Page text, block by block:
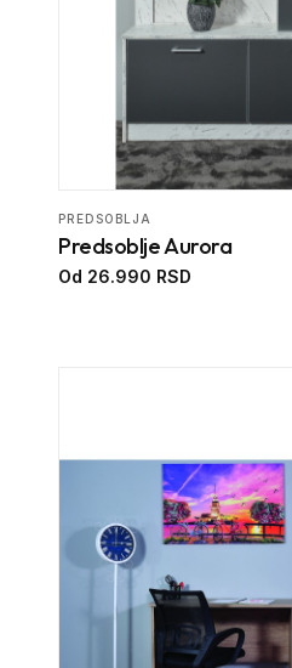
PREDSOBLJA
Predsoblje Aurora
Od 26.990 RSD